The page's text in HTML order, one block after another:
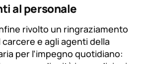
al personale
rivolto un ringraziamento
e agli agenti della
per l’impegno quotidiano: